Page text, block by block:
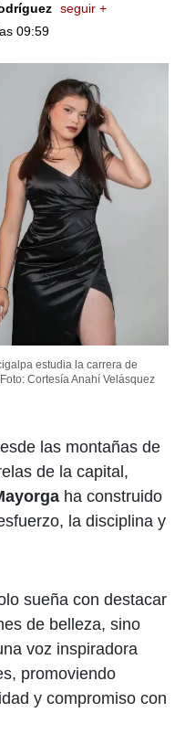
seguir +
09:59
estudia la carrera de
Foto: Cortesía Anahí Velásquez
las montañas de
de la capital,
ha construido
la disciplina y
sueña con destacar
de belleza, sino
voz inspiradora
promoviendo
y compromiso con